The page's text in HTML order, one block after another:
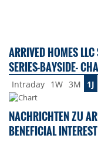
ARRIVED HOMES
SERIES-BAYSIDE-
Intraday 1W 3M 1J
NACHRICHTEN ZU
BENEFICIAL